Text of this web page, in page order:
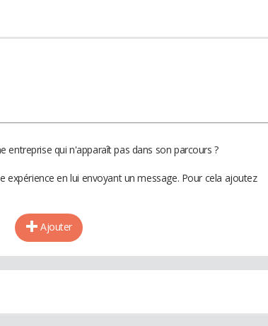
entreprise qui n'apparaît pas dans son parcours ?
expérience en lui envoyant un message. Pour cela ajoutez
Ajouter